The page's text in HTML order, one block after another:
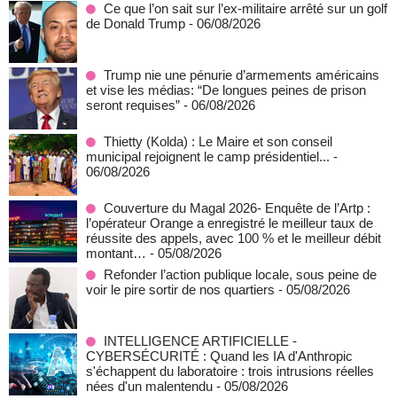
Ce que l’on sait sur l’ex-militaire arrêté sur un golf
de Donald Trump - 06/08/2026
Trump nie une pénurie d’armements américains
et vise les médias: “De longues peines de prison
seront requises” - 06/08/2026
‎Thietty (Kolda) : Le Maire et son conseil
municipal rejoignent le camp présidentiel... -
06/08/2026
Couverture du Magal 2026- Enquête de l’Artp :
l’opérateur Orange a enregistré le meilleur taux de
réussite des appels, avec 100 % et le meilleur débit
montant… - 05/08/2026
Refonder l’action publique locale, sous peine de
voir le pire sortir de nos quartiers - 05/08/2026
INTELLIGENCE ARTIFICIELLE -
CYBERSÉCURITÉ : Quand les IA d'Anthropic
s'échappent du laboratoire : trois intrusions réelles
nées d'un malentendu - 05/08/2026